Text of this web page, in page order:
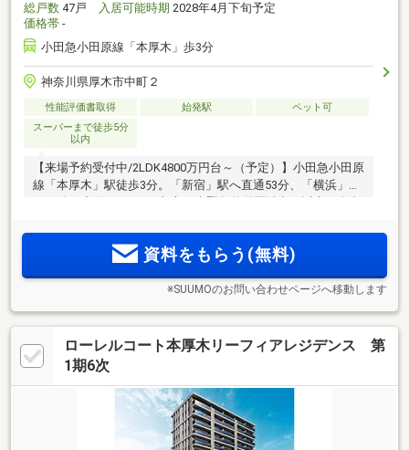
総戸数 47戸 入居可能時期 2028年4月下旬予定
価格帯 -
小田急小田原線「本厚木」歩3分
神奈川県厚木市中町２
性能評価書取得 始発駅
ペット可
スーパーまで徒歩5分
以内
【来場予約受付中/2LDK4800万円台～（予定）】小田急小田原
線「本厚木」駅徒歩3分。「新宿」駅へ直通53分、「横浜」駅
へ35分。中町アドレス×都市再生緊急整備区域内に誕生。全邸
ド」をはじめ、多彩な商業施設が集積する北口エリア。
資料をもらう(無料)
※SUUMOのお問い合わせページへ移動します
ローレルコート本厚木リーフィアレジデンス 第
1期6次